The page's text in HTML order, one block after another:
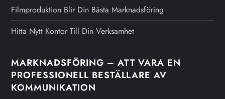
Filmproduktion Blir Din Bästa Marknadsföring
Hitta Nytt Kontor Till Din Verksamhet
MARKNADSFÖRING – ATT VARA EN
PROFESSIONELL BESTÄLLARE AV
KOMMUNIKATION